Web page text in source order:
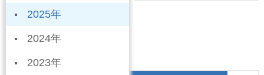
2025年
2024年
2023年
依申请公开